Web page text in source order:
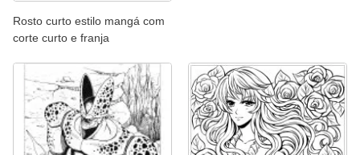
Rosto curto estilo mangá com
corte curto e franja